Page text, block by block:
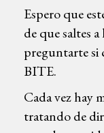
Espero que
de que saltes
preguntarte si
BITE.
Cada vez hay
tratando de